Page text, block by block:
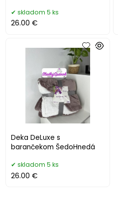
skladom 5 ks
26.00 €
Deka DeLuxe s
barančekom ŠedoHnedá
skladom 5 ks
26.00 €